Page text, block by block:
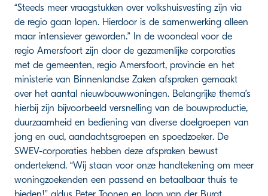
“Steeds meer vraagstukken over volkshuisvesting zijn via
de regio gaan lopen. Hierdoor is de samenwerking alleen
maar intensiever geworden.” In de woondeal voor de
regio Amersfoort zijn door de gezamenlijke corporaties
met de gemeenten, regio Amersfoort, provincie en het
ministerie van Binnenlandse Zaken afspraken gemaakt
over het aantal nieuwbouwwoningen. Belangrijke thema’s
hierbij zijn bijvoorbeeld versnelling van de bouwproductie,
duurzaamheid en bediening van diverse doelgroepen van
jong en oud, aandachtsgroepen en spoedzoeker. De
SWEV-corporaties hebben deze afspraken bewust
ondertekend. “Wij staan voor onze handtekening om meer
woningzoekenden een passend en betaalbaar thuis te